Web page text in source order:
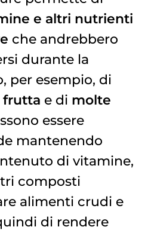
e altri nutrienti
che andrebbero
durante la
per esempio, di
frutta e di molte
essere
mantenendo
di vitamine,
composti
alimenti crudi e
di rendere